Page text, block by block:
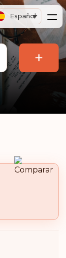
Español
+